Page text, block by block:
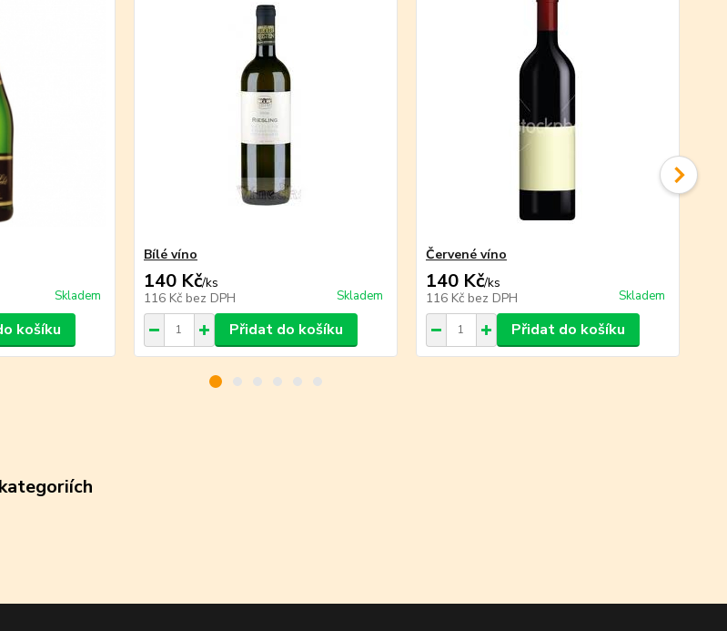
Skladem
košíku
Bílé víno
140 Kč/ks
116 Kč bez DPH Skladem
Přidat do košíku
Červené víno
140 Kč/ks
116 Kč bez DPH Skladem
Přidat do košíku